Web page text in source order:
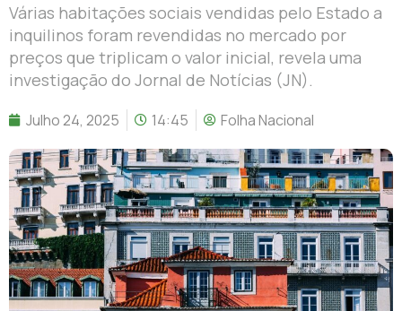
Várias habitações sociais vendidas pelo Estado a
inquilinos foram revendidas no mercado por
preços que triplicam o valor inicial, revela uma
investigação do Jornal de Notícias (JN).
Julho 24, 2025 14:45 Folha Nacional